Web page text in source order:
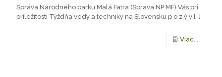
Správa Národného parku Malá Fatra (Správa NP MF) Vás pri
príležitosti Týždňa vedy a techniky na Slovensku p o z ý v […]
Viac...